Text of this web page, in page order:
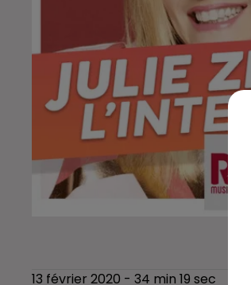
13 février 2020 - 34 min 19 sec